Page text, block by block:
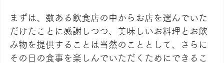
まずは、数ある飲食店の中からお店を選んでいた
だけたことに感謝しつつ、美味しいお料理とお飲
み物を提供することは当然のこととして、さらに
その日の食事を楽しんでいただくためにできるこ